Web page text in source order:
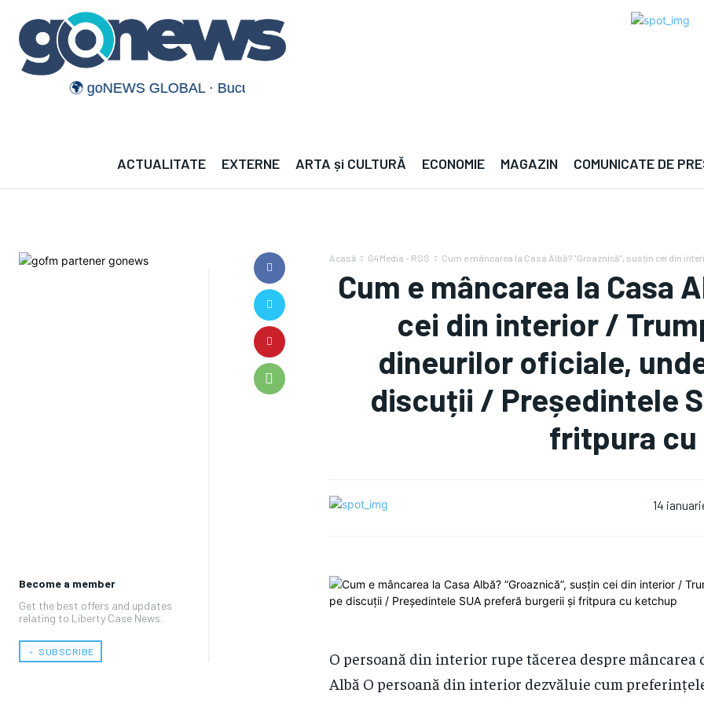
🌍 goNEWS GLOBAL · București — · —°C | München — · —°C | Berlin — · —°C | Paris — ·
ACTUALITATE EXTERNE ARTA și CULTURĂ ECONOMIE MAGAZIN COMUNICATE DE
Become a member
Get the best offers and updates
relating to Liberty Case News.
﹢ SUBSCRIBE
Acasă G4Media - RSS Cum e mâncarea la Casa Albă? ”Groaznică”, susțin cei din
Cum e mâncarea la Casa
cei din interior /
dineurilor oficiale,
discuții / Președintele
fritpura cu
14
O persoană din interior rupe tăcerea despre mâncarea
Albă O persoană din interior dezvăluie cum